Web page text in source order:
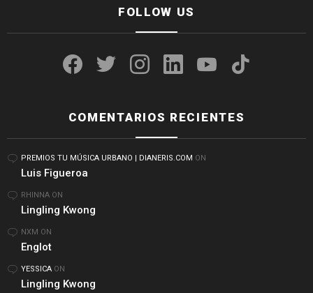
FOLLOW US
COMENTARIOS RECIENTES
PREMIOS TU MÚSICA URBANO | DIANERIS.COM ON
Luis Figueroa
RHINNA ON
Lingling Kwong
NXM ON
Englot
YESSICA ON
Lingling Kwong